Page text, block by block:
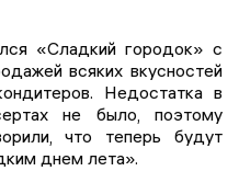
«Сладкий городок» с
всяких вкусностей
Недостатка в
не было, поэтому
что теперь будут
днем лета».